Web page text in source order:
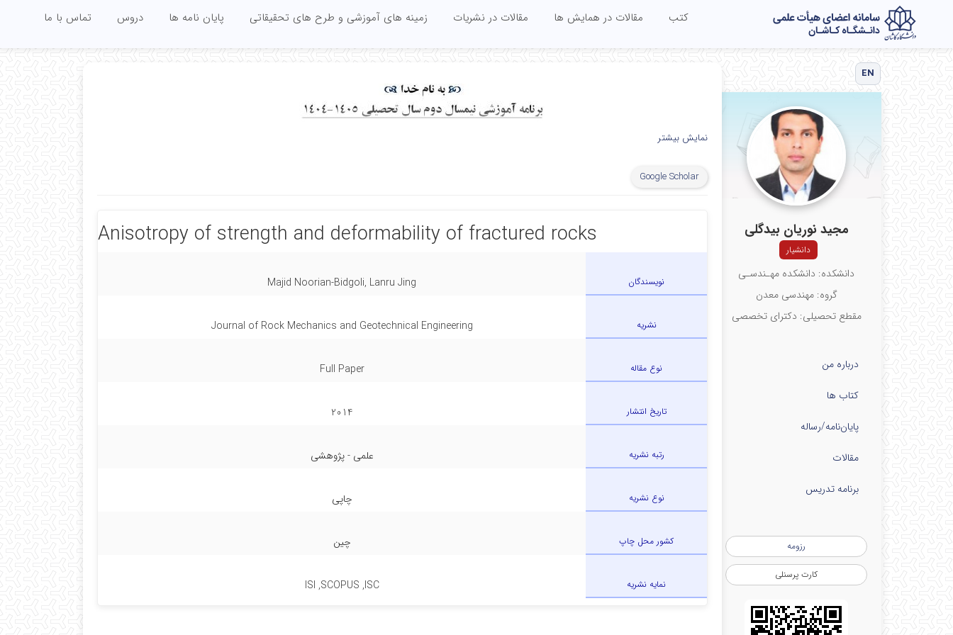
کتب مقالات در همایش ها مقالات در نشریات زمینه های آموزشی و طرح های تحقیقاتی پایان نامه ها دروس تماس با ما
EN
مجید نوریان بیدگلی
دانشیار
دانشکده: دانشکده مهـندسـی
گروه: مهندسی معدن
مقطع تحصیلی: دکترای تخصصی
درباره من
کتاب ها
پایان‌نامه‌/رساله
مقالات
برنامه تدریس
رزومه
کارت پرسنلی
نمایش بیشتر
Google Scholar
Anisotropy of strength and deformability of fractured rocks
نویسندگان Majid Noorian-Bidgoli, Lanru Jing
نشریه Journal of Rock Mechanics and Geotechnical Engineering
نوع مقاله Full Paper
تاریخ انتشار 2014
رتبه نشریه علمی - پژوهشی
نوع نشریه چاپی
کشور محل چاپ چین
نمایه نشریه ISI ,SCOPUS ,ISC